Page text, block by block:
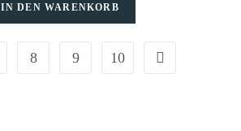
IN DEN WARENKORB
8 9 10